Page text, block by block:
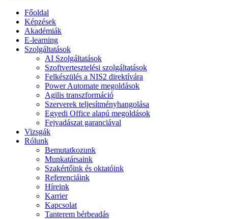
Főoldal
Képzések
Akadémiák
E-learning
Szolgáltatások
AI Szolgáltatások
Szoftvertesztelési szolgáltatások
Felkészülés a NIS2 direktívára
Power Automate megoldások
Agilis transzformáció
Szerverek teljesítményhangolása
Egyedi Office alapú megoldások
Fejvadászat garanciával
Vizsgák
Rólunk
Bemutatkozunk
Munkatársaink
Szakértőink és oktatóink
Referenciáink
Híreink
Karrier
Kapcsolat
Tanterem bérbeadás